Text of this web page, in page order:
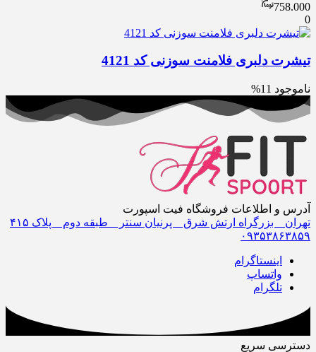
758.000
0
تیشرت دلبری فلامنت سوزنی کد 4121
ناموجود 11%
آدرس و اطلاعات فروشگاه فیت اسپورت
تهران _ بزرگراه ارتش شرق _ پرنیان سنتر _ طبقه دوم _ پلاک ۴١۵
٠٩٣۵٣٨۶٣٨۵٩
اینستاگرام
واتساپ
تلگرام
دسترسی سریع